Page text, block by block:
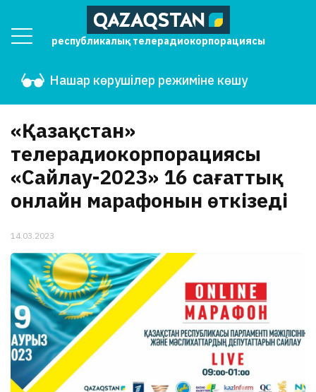
республикалық телерадиокорпорациясы
Нашар көрушілер режиміне көшу
«Қазақстан»
телерадиокорпорациясы
«Сайлау-2023» 16 сағаттық
онлайн марафонын өткізеді
14.03.2023